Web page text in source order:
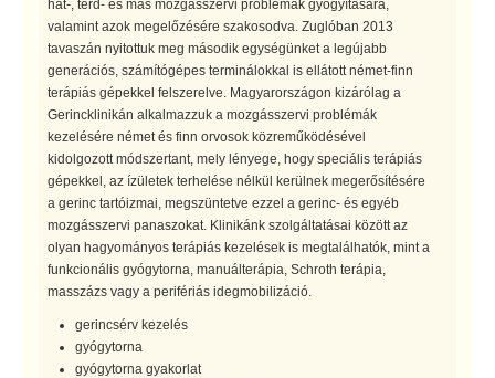
hát-, térd- és más mozgásszervi problémák gyógyítására,
valamint azok megelőzésére szakosodva. Zuglóban 2013
tavaszán nyitottuk meg második egységünket a legújabb
generációs, számítógépes terminálokkal is ellátott német-finn
terápiás gépekkel felszerelve. Magyarországon kizárólag a
Gerincklinikán alkalmazzuk a mozgásszervi problémák
kezelésére német és finn orvosok közreműködésével
kidolgozott módszertant, mely lényege, hogy speciális terápiás
gépekkel, az ízületek terhelése nélkül kerülnek megerősítésére
a gerinc tartóizmai, megszüntetve ezzel a gerinc- és egyéb
mozgásszervi panaszokat. Klinikánk szolgáltatásai között az
olyan hagyományos terápiás kezelések is megtalálhatók, mint a
funkcionális gyógytorna, manuálterápia, Schroth terápia,
masszázs vagy a perifériás idegmobilizáció.
gerincsérv kezelés
gyógytorna
gyógytorna gyakorlat